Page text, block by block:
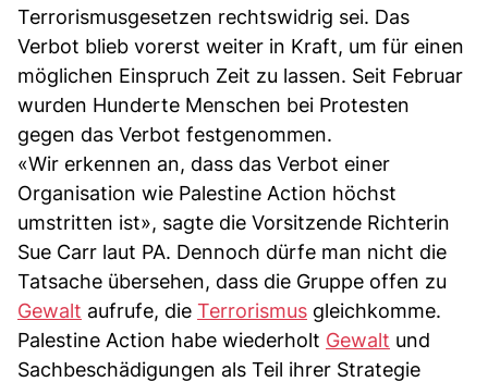
Terrorismusgesetzen rechtswidrig sei. Das
Verbot blieb vorerst weiter in Kraft, um für einen
möglichen Einspruch Zeit zu lassen. Seit Februar
wurden Hunderte Menschen bei Protesten
gegen das Verbot festgenommen.
«Wir erkennen an, dass das Verbot einer
Organisation wie Palestine Action höchst
umstritten ist», sagte die Vorsitzende Richterin
Sue Carr laut PA. Dennoch dürfe man nicht die
Tatsache übersehen, dass die Gruppe offen zu
Gewalt aufrufe, die Terrorismus gleichkomme.
Palestine Action habe wiederholt Gewalt und
Sachbeschädigungen als Teil ihrer Strategie